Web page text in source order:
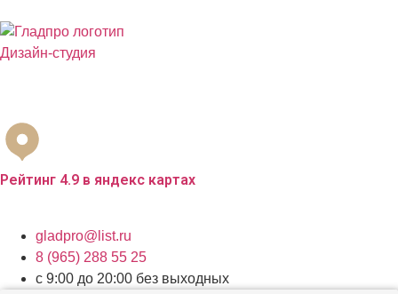
Дизайн-студия
Рейтинг 4.9 в яндекс картах
gladpro@list.ru
8 (965) 288 55 25
с 9:00 до 20:00 без выходных